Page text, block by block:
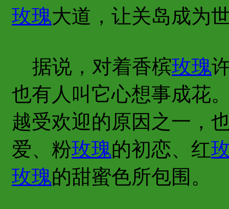
玫瑰大道，让关岛成为
据说，对着香槟玫瑰
也有人叫它心想事成花
越受欢迎的原因之一，
爱、粉玫瑰的初恋、红
玫瑰的甜蜜色所包围。